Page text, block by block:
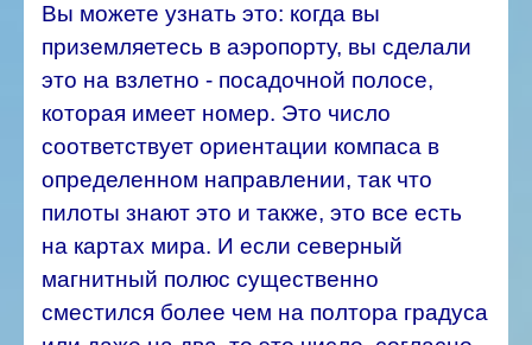
Вы можете узнать это: когда вы
приземляетесь в аэропорту, вы сделали
это на взлетно - посадочной полосе,
которая имеет номер. Это число
соответствует ориентации компаса в
определенном направлении, так что
пилоты знают это и также, это все есть
на картах мира. И если северный
магнитный полюс существенно
сместился более чем на полтора градуса